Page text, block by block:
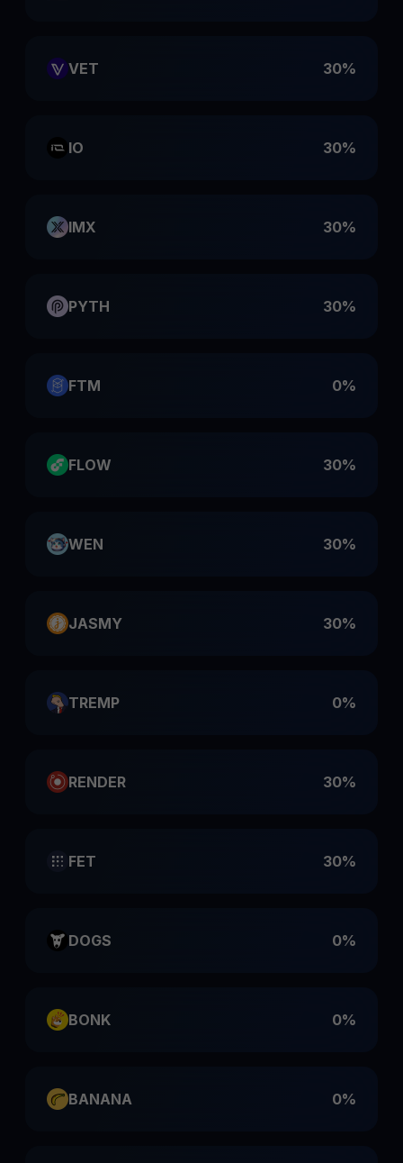
VET 30%
IO 30%
IMX 30%
PYTH 30%
FTM 0%
FLOW 30%
WEN 30%
JASMY 30%
TREMP 0%
RENDER 30%
FET 30%
DOGS 0%
BONK 0%
BANANA 0%